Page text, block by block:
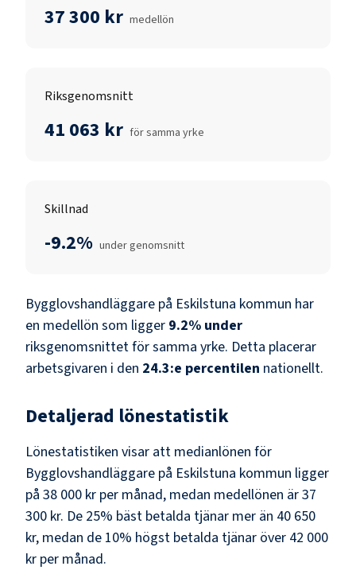
37 300 kr medellön
Riksgenomsnitt
41 063 kr för samma yrke
Skillnad
-9.2% under genomsnitt
Bygglovshandläggare på Eskilstuna kommun har
en medellön som ligger 9.2% under
riksgenomsnittet för samma yrke. Detta placerar
arbetsgivaren i den 24.3:e percentilen nationellt.
Detaljerad lönestatistik
Lönestatistiken visar att medianlönen för
Bygglovshandläggare på Eskilstuna kommun ligger
på 38 000 kr per månad, medan medellönen är37
300 kr. De 25% bäst betalda tjänar mer än 40 650
kr, medan de 10% högst betalda tjänar över 42 000
kr per månad.